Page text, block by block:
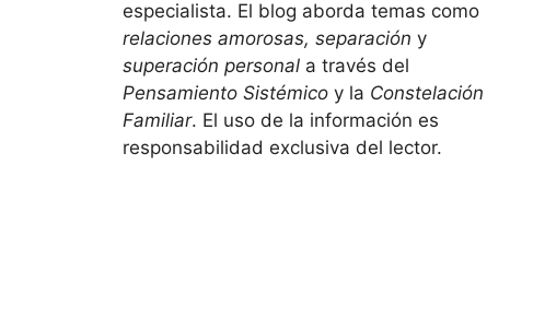
especialista. El blog aborda temas como
relaciones amorosas, separación y
superación personal a través del
Pensamiento Sistémico y la Constelación
Familiar. El uso de la información es
responsabilidad exclusiva del lector.